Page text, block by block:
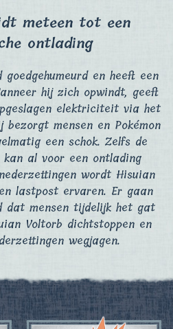
meteen tot een
ontlading
en heeft een
hij zich opwindt, geeft
elektriciteit via het
mensen en Pokémon
een schok. Zelfs de
al voor een ontlading
wordt Hisuian
lastpost ervaren. Er gaan
dat mensen tijdelijk het gat
Voltorb dichtstoppen en
wegjagen.​